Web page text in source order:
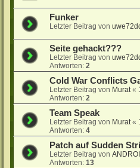
Funker
Letzter Beitrag von
Seite gehackt???
Letzter Beitrag von
Antworten:2
Cold War Conflicts
Letzter Beitrag von Murat «
Antworten:2
Team Speak
Letzter Beitrag von Murat «
Antworten:4
Patch auf Sudden
Letzter Beitrag von
Antworten:13